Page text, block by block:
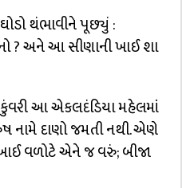
થંભાવીને પૂછ્યું :
? અને આ સીણાની ખાઈ શા
કુંવરી આ એકલદંડિયા મહેલમાં
નામે દાણો જમતી નથી. એણે
વળોટે એને જ વરું; બીજા